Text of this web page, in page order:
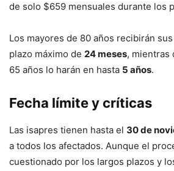
de solo $659 mensuales durante los
Los mayores de 80 años recibirán
plazo máximo de 24 meses, mientras
65 años lo harán en hasta 5 años.
Fecha límite y críticas
Las isapres tienen hasta el 30 de
a todos los afectados. Aunque el
cuestionado por los largos plazos y